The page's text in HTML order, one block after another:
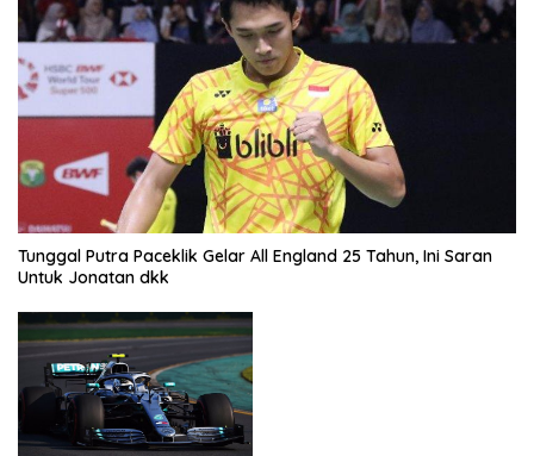
Tunggal Putra Paceklik Gelar All England 25 Tahun, Ini Saran
Untuk Jonatan dkk